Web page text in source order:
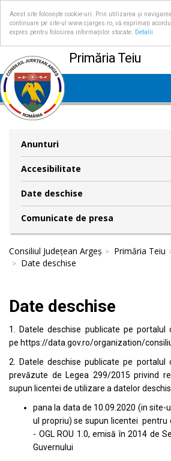
Acest site folosește cookie-uri. Prin utilizarea și
continuare pe site-ul www.cjarges.ro, vă exprimați acordul
expres pentru folosirea informațiilor stocate.
Detalii
Primăria Teiu
Anunturi
Accesibilitate
Date deschise
Comunicate de presa
Consiliul Județean Argeș Primăria Teiu
Date deschise
Date deschise
1. Datele deschise publicate pe portalul
pe https://data.gov.ro/organization/
2. Datele deschise publicate pe portalul
prevăzute de Legea 299/2015 privind
supun licentei de utilizare a datelor
pana la data de 10.09.2020 (in site-
ul propriu) se supun licentei pentru
- OGL ROU 1.0, emisă în 2014 de
Guvernului